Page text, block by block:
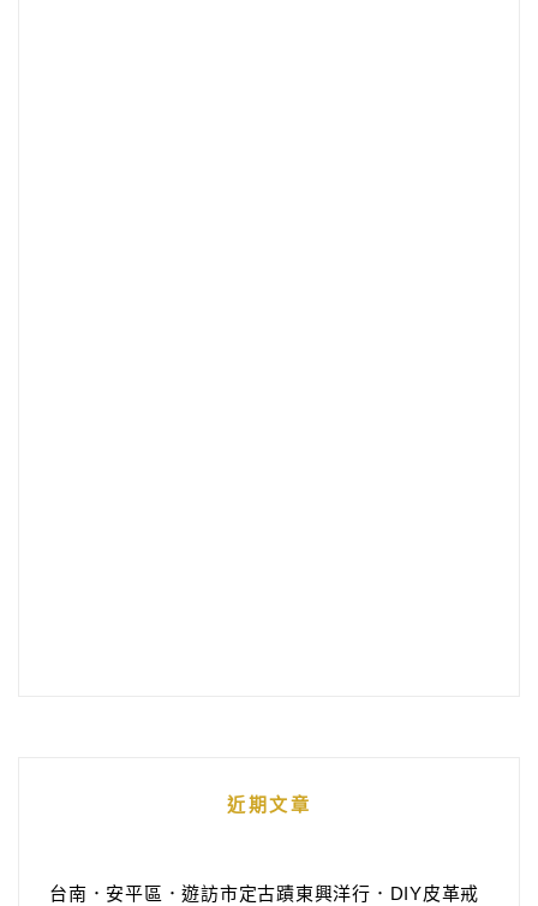
近期文章
台南．安平區．遊訪市定古蹟東興洋行．DIY皮革戒